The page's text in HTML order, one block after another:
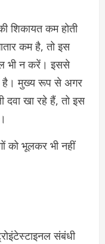
शिकायत कम होती
कम है, तो इस
भी न करें। इससे
है। मुख्य रूप से अगर
खा रहे हैं, तो इस
संबंधी